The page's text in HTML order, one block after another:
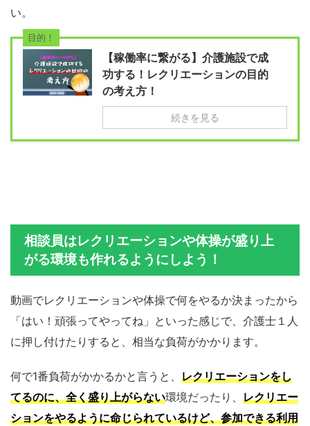
い。
目的！
【稼働率に繋がる】介護施設で成
功する！レクリエーションの目的
の考え方！
続きを見る
相談員はレクリエーションや体操が盛り上
がる環境も作れるようにしよう！
動画でレクリエーションや体操で何をやるか決まったから
「はい！頑張ってやってね」といった感じで、介護士１人
に押し付けたりすると、相当な負荷がかかります。
何で1番負荷がかかるかと言うと、 レクリエーションをし
てるのに、全く盛り上がらない環境だったり、 レクリエー
ションをやるように命じられているけど、参加できる利用